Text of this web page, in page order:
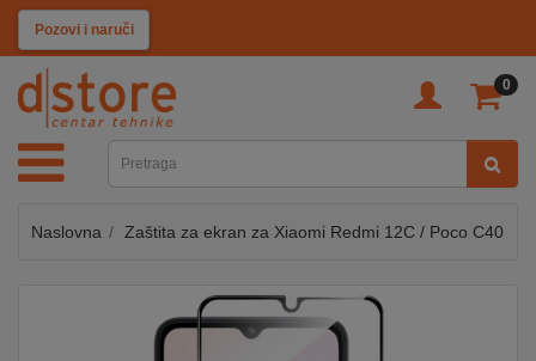
Pozovi i naruči
0
KATEGORIJE
TV
SAT
MOBILNI
Naslovna Zaštita za ekran za Xiaomi Redmi 12C / Poco C40